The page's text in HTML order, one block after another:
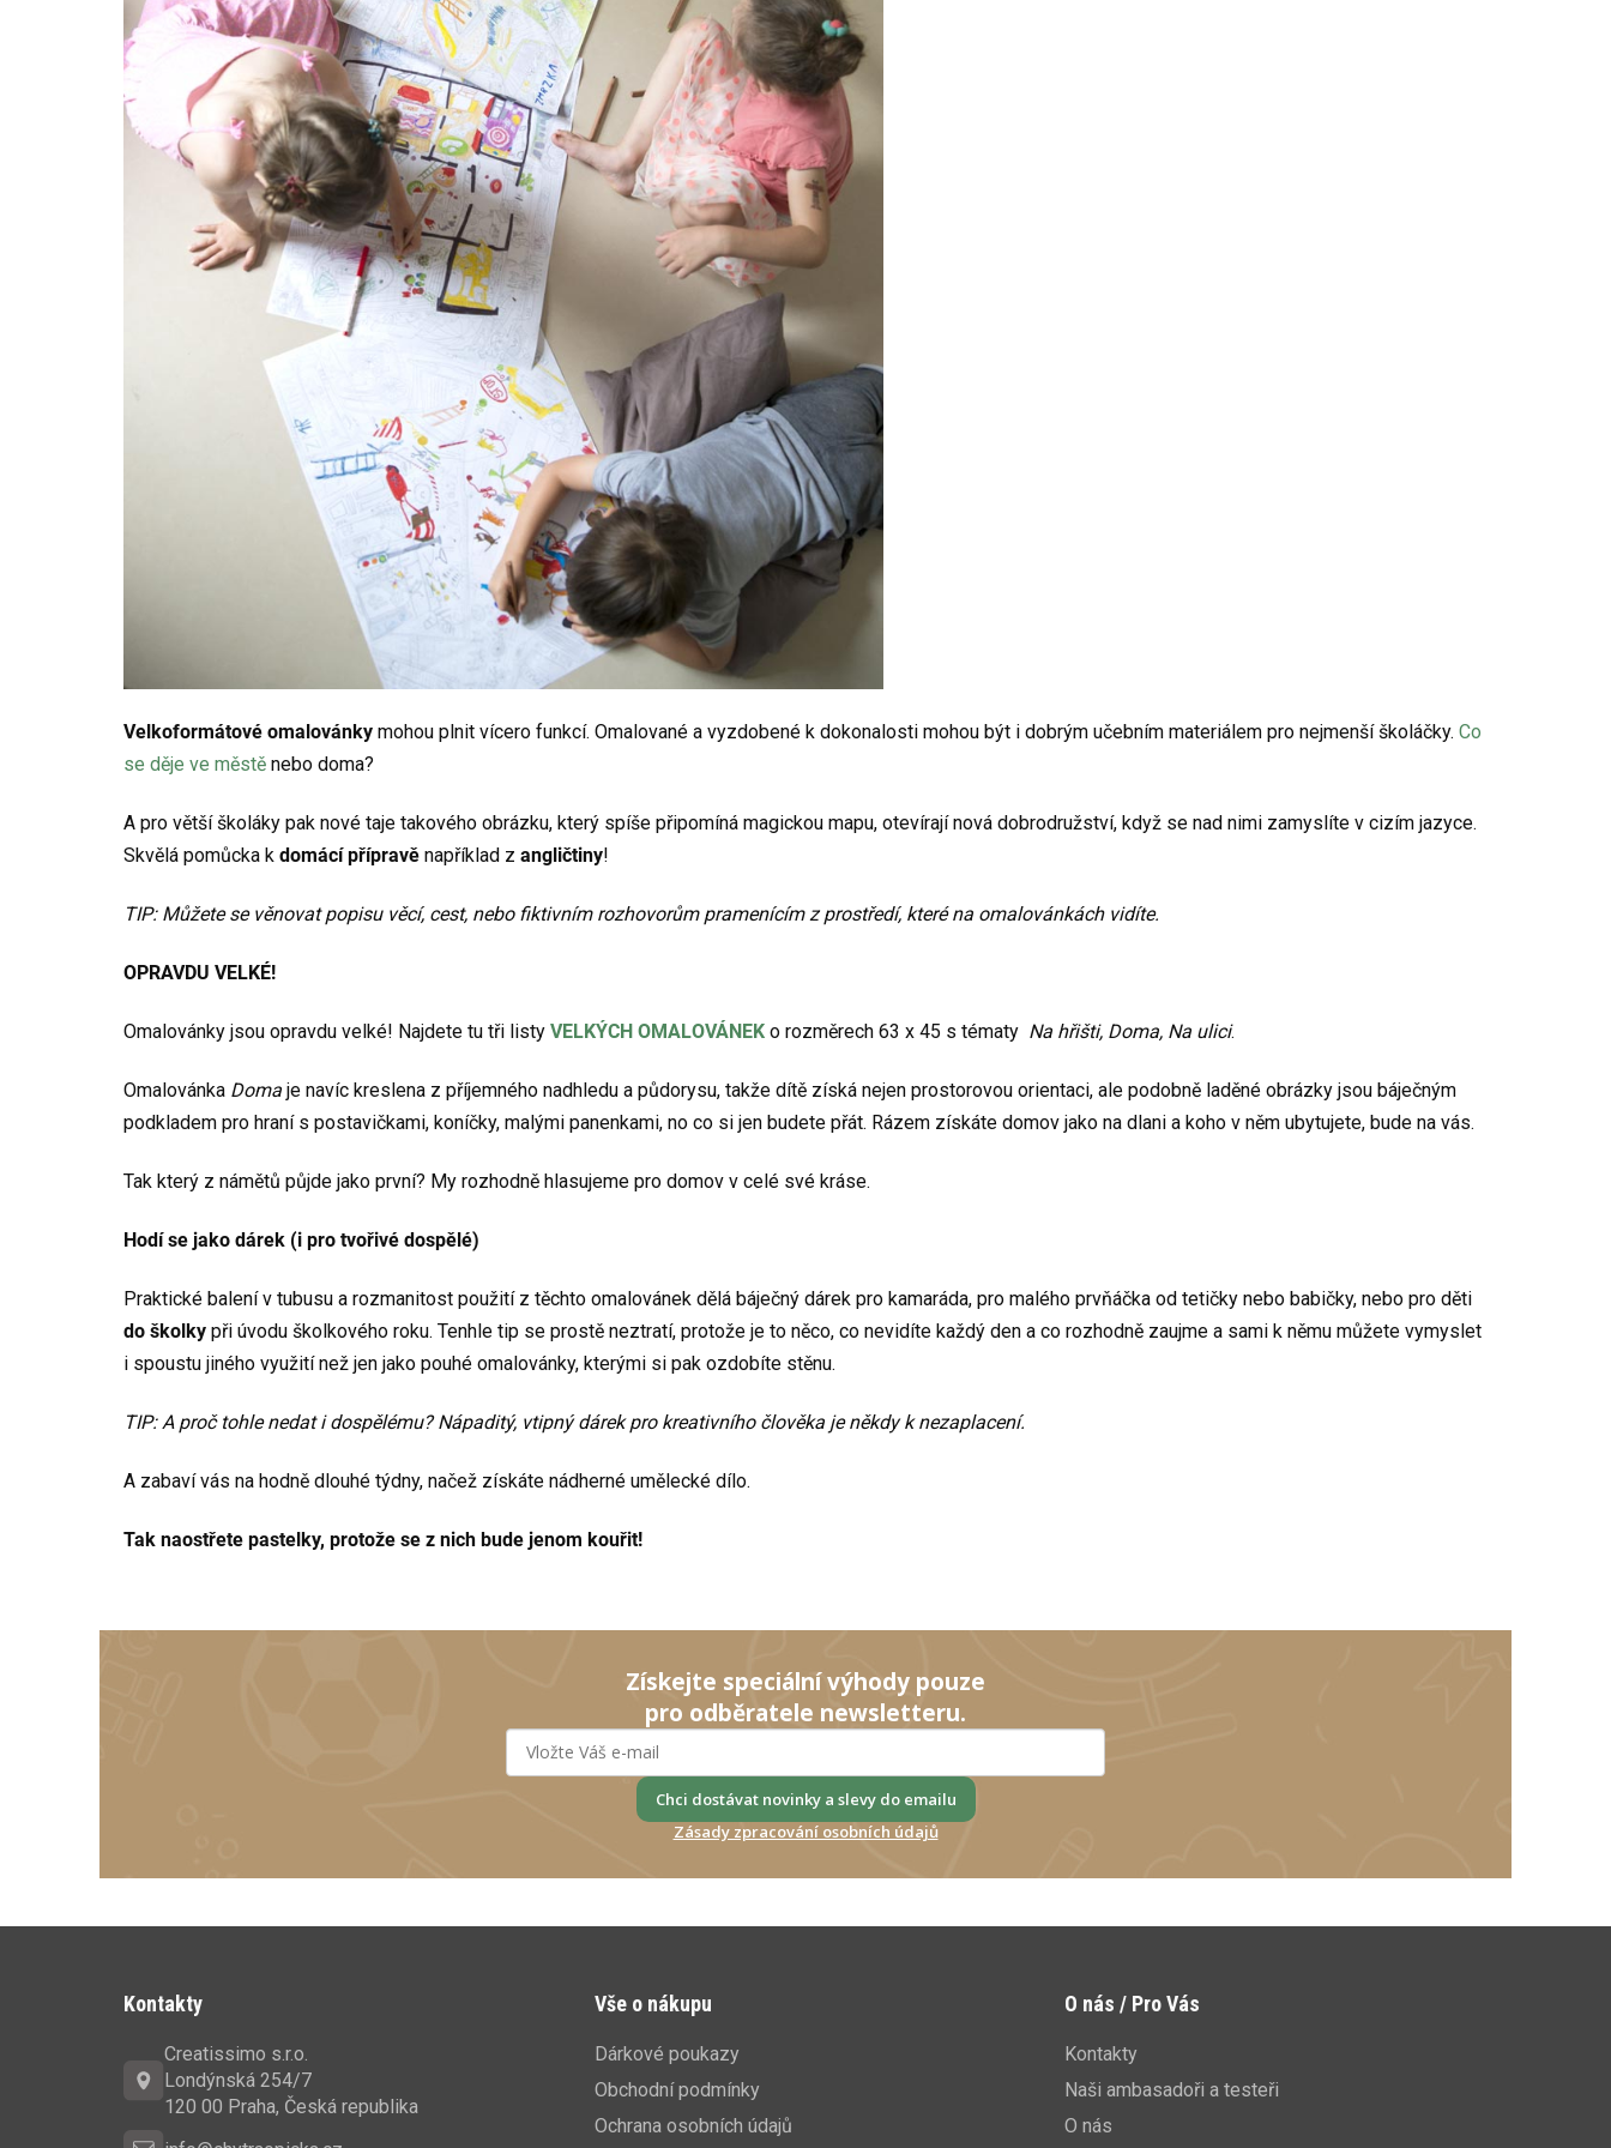
Velkoformátové omalovánky mohou plnit vícero funkcí. Omalované a vyzdobené k dokonalosti mohou být i dobrým učebním materiálem pro nejmenší školáčky. Co
se děje ve městě nebo doma?
A pro větší školáky pak nové taje takového obrázku, který spíše připomíná magickou mapu, otevírají nová dobrodružství, když se nad nimi zamyslíte v cizím jazyce.
Skvělá pomůcka k domácí přípravě například z angličtiny!
TIP: Můžete se věnovat popisu věcí, cest, nebo fiktivním rozhovorům pramenícím z prostředí, které na omalovánkách vidíte.
OPRAVDU VELKÉ!
Omalovánky jsou opravdu velké! Najdete tu tři listy VELKÝCH OMALOVÁNEK o rozměrech 63 x 45 s tématy Na hřišti, Doma, Na ulici.
Omalovánka Doma je navíc kreslena z příjemného nadhledu a půdorysu, takže dítě získá nejen prostorovou orientaci, ale podobně laděné obrázky jsou báječným
podkladem pro hraní s postavičkami, koníčky, malými panenkami, no co si jen budete přát. Rázem získáte domov jako na dlani a koho v něm ubytujete, bude na vás.
Tak který z námětů půjde jako první? My rozhodně hlasujeme pro domov v celé své kráse.
Hodí se jako dárek (i pro tvořivé dospělé)
Praktické balení v tubusu a rozmanitost použití z těchto omalovánek dělá báječný dárek pro kamaráda, pro malého prvňáčka od tetičky nebo babičky, nebo pro děti
do školky při úvodu školkového roku. Tenhle tip se prostě neztratí, protože je to něco, co nevidíte každý den a co rozhodně zaujme a sami k němu můžete vymyslet
i spoustu jiného využití než jen jako pouhé omalovánky, kterými si pak ozdobíte stěnu.
TIP: A proč tohle nedat i dospělému? Nápaditý, vtipný dárek pro kreativního člověka je někdy k nezaplacení.
A zabaví vás na hodně dlouhé týdny, načež získáte nádherné umělecké dílo.
Tak naostřete pastelky, protože se z nich bude jenom kouřit!
Získejte speciální výhody pouze
pro odběratele newsletteru.
Chci dostávat novinky a slevy do emailu
Zásady zpracování osobních údajů
Kontakty
Creatissimo s.r.o.
Londýnská 254/7
120 00 Praha, Česká republika
Vše o nákupu
Dárkové poukazy
Obchodní podmínky
Ochrana osobních údajů
O nás / Pro Vás
Kontakty
Naši ambasadoři a testeři
O nás